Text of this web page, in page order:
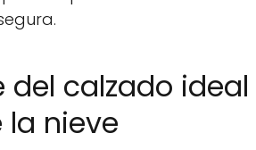
del calzado ideal
nieve